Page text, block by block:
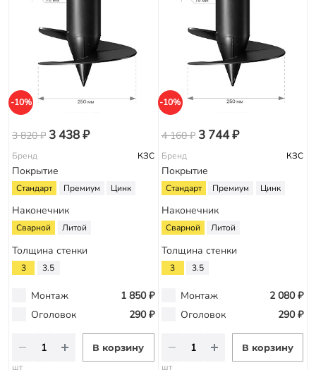
-10%
3 820 ₽ 3 438 ₽
Бренд КЗС
Покрытие
Стандарт Премиум Цинк
Наконечник
Сварной Литой
Толщина стенки
3 3.5
Монтаж
1 850 ₽
Оголовок
290 ₽
В корзину
шт
-10%
4 160 ₽ 3 744 ₽
Бренд КЗС
Покрытие
Стандарт Премиум Цинк
Наконечник
Сварной Литой
Толщина стенки
3 3.5
Монтаж
2 080 ₽
Оголовок
290 ₽
В корзину
шт